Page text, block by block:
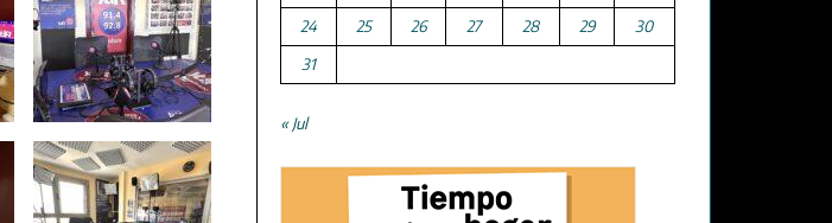
24
25 26 27 28 29
30
31
« Jul